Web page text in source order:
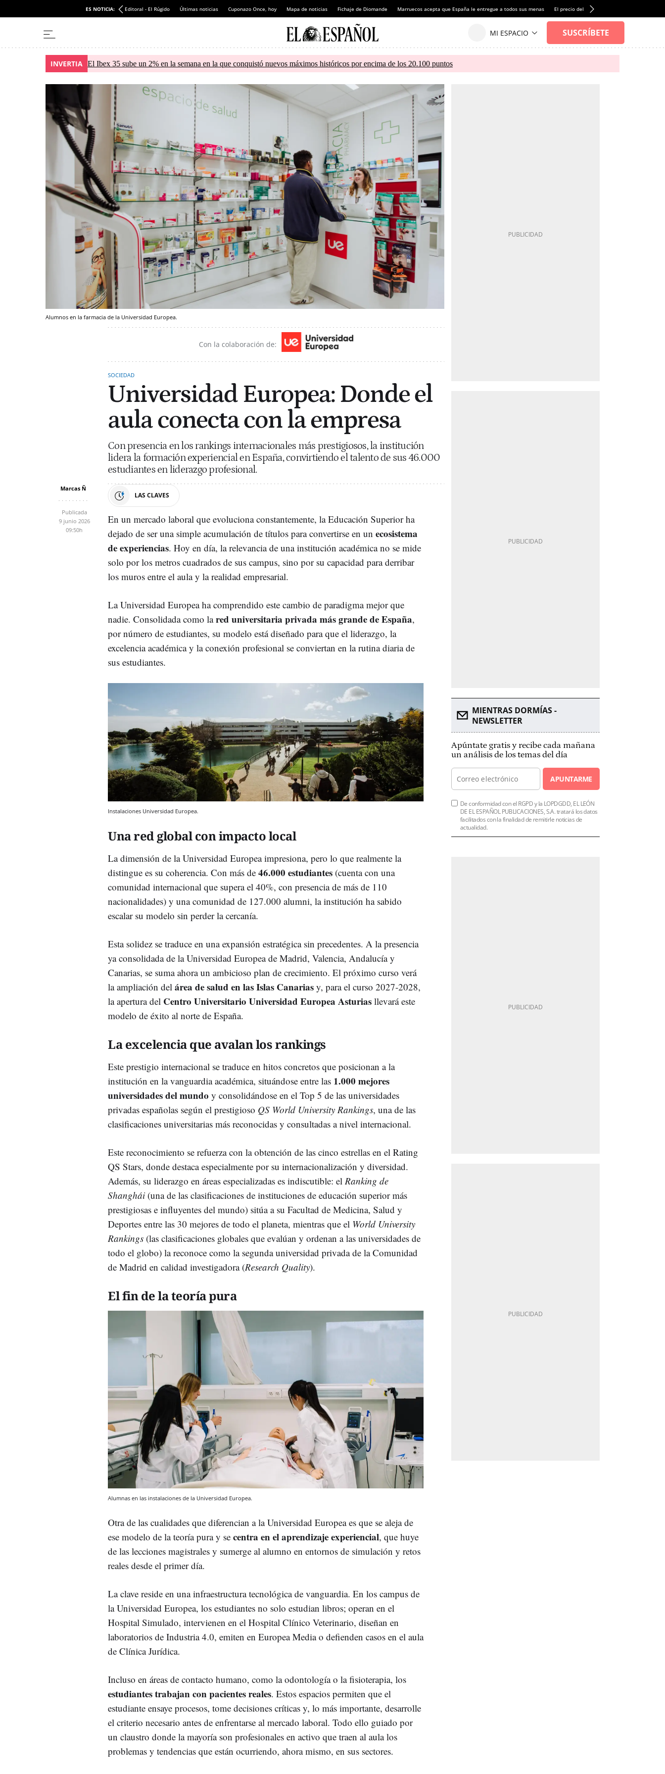
ES NOTICIA: Editoral - El Rúgido Últimas noticias Cuponazo Once, hoy Mapa de noticias Fichaje de Diomande Marruecos acepta que España le entregue a todos sus menas El precio del alquiler de vivienda baja por
INVERTIA El Ibex 35 sube un 2% en la semana en la que conquistó nuevos máximos históricos por encima de los 20.100 puntos
Alumnos en la farmacia de la Universidad Europea.
Con la colaboración de:
SOCIEDAD
Universidad Europea: Donde el
aula conecta con la empresa
Con presencia en los rankings internacionales más prestigiosos, la institución
lidera la formación experiencial en España, convirtiendo el talento de sus 46.000
estudiantes en liderazgo profesional.
Marcas Ñ
Publicada
9 junio 2026
09:50h
LAS CLAVES
En un mercado laboral que evoluciona constantemente, la Educación Superior ha
dejado de ser una simple acumulación de títulos para convertirse en un ecosistema
de experiencias. Hoy en día, la relevancia de una institución académica no se mide
solo por los metros cuadrados de sus campus, sino por su capacidad para derribar
los muros entre el aula y la realidad empresarial.
La Universidad Europea ha comprendido este cambio de paradigma mejor que
nadie. Consolidada como lared universitaria privada más grande de España,
por número de estudiantes, su modelo está diseñado para que el liderazgo, la
excelencia académica y la conexión profesional se conviertan en la rutina diaria de
sus estudiantes.
Instalaciones Universidad Europea.
Una red global con impacto local
La dimensión de la Universidad Europea impresiona, pero lo que realmente la
distingue es su coherencia. Con más de 46.000 estudiantes (cuenta con una
comunidad internacional que supera el 40%, con presencia de más de 110
nacionalidades) y una comunidad de 127.000 alumni, la institución ha sabido
escalar su modelo sin perder la cercanía.
Esta solidez se traduce en una expansión estratégica sin precedentes. A la presencia
ya consolidada de la Universidad Europea de Madrid, Valencia, Andalucía y
Canarias, se suma ahora un ambicioso plan de crecimiento. El próximo curso verá
la ampliación del área de salud en las Islas Canarias y, para el curso 2027-2028,
la apertura del Centro Universitario Universidad Europea Asturias llevará este
modelo de éxito al norte de España.
La excelencia que avalan los rankings
Este prestigio internacional se traduce en hitos concretos que posicionan a la
institución en la vanguardia académica, situándose entre las 1.000 mejores
universidades del mundo y consolidándose en el Top 5 de las universidades
privadas españolas según el prestigioso QS World University Rankings, una de las
clasificaciones universitarias más reconocidas y consultadas a nivel internacional.
Este reconocimiento se refuerza con la obtención de las cinco estrellas en el Rating
QS Stars, donde destaca especialmente por su internacionalización y diversidad.
Además, su liderazgo en áreas especializadas es indiscutible: el Ranking de
Shanghái (una de las clasificaciones de instituciones de educación superior más
prestigiosas e influyentes del mundo) sitúa a su Facultad de Medicina, Salud y
Deportes entre las 30 mejores de todo el planeta, mientras que el World University
Rankings (las clasificaciones globales que evalúan y ordenan a las universidades de
todo el globo) la reconoce como la segunda universidad privada de la Comunidad
de Madrid en calidad investigadora (Research Quality).
El fin de la teoría pura
Alumnas en las instalaciones de la Universidad Europea.
Otra de las cualidades que diferencian a la Universidad Europea es que se aleja de
ese modelo de la teoría pura y se centra en el aprendizaje experiencial, que huye
de las lecciones magistrales y sumerge al alumno en entornos de simulación y retos
reales desde el primer día.
La clave reside en una infraestructura tecnológica de vanguardia. En los campus de
la Universidad Europea, los estudiantes no solo estudian libros; operan en el
Hospital Simulado, intervienen en el Hospital Clínico Veterinario, diseñan en
laboratorios de Industria 4.0, emiten en Europea Media o defienden casos en el aula
de Clínica Jurídica.
Incluso en áreas de contacto humano, como la odontología o la fisioterapia, los
estudiantes trabajan con pacientes reales. Estos espacios permiten que el
estudiante ensaye procesos, tome decisiones críticas y, lo más importante, desarrolle
el criterio necesario antes de enfrentarse al mercado laboral. Todo ello guiado por
un claustro donde la mayoría son profesionales en activo que traen al aula los
problemas y tendencias que están ocurriendo, ahora mismo, en sus sectores.
MIENTRAS DORMÍAS -
NEWSLETTER
Apúntate gratis y recibe cada mañana
un análisis de los temas del día
APUNTARME
De conformidad con el RGPD y la LOPDGDD, EL LEÓN
DE EL ESPAÑOL PUBLICACIONES, S.A. tratará los datos
facilitados con la finalidad de remitirle noticias de
actualidad.